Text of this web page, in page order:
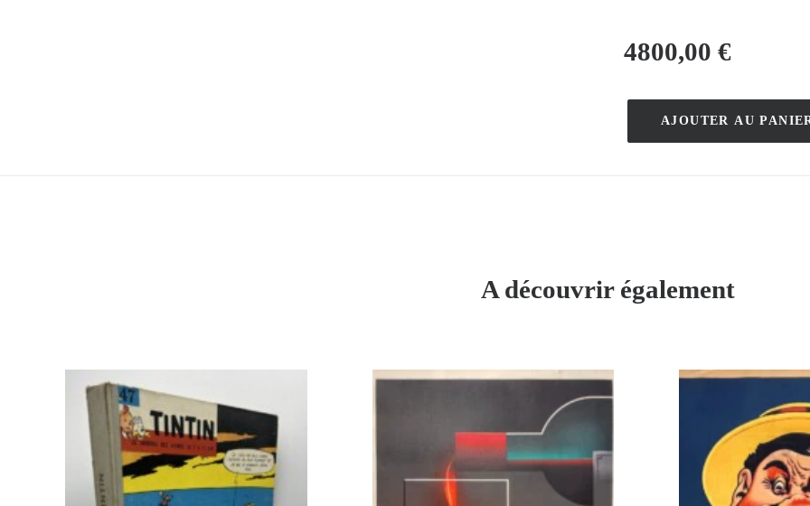
4800,00 €
1898
AJOUTER AU
A découvrir également